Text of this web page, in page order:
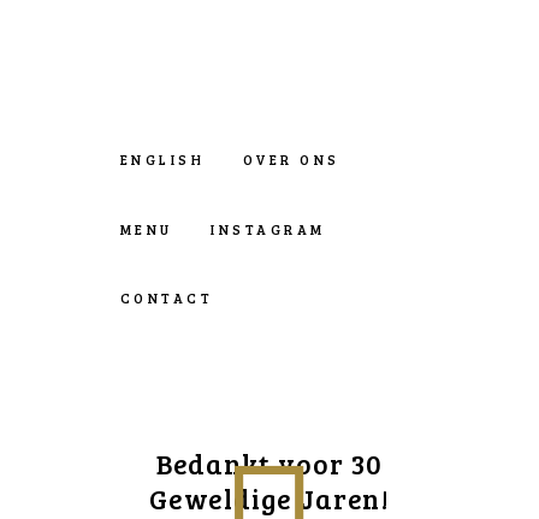
ENGLISH OVER ONS
MENU INSTAGRAM
CONTACT
Bedankt voor 30
Geweldige Jaren!